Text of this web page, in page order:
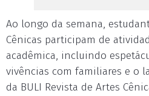
Ao longo da semana,
Cênicas participam de
acadêmica, incluindo
vivências com familiares e o
da BULI Revista de Artes